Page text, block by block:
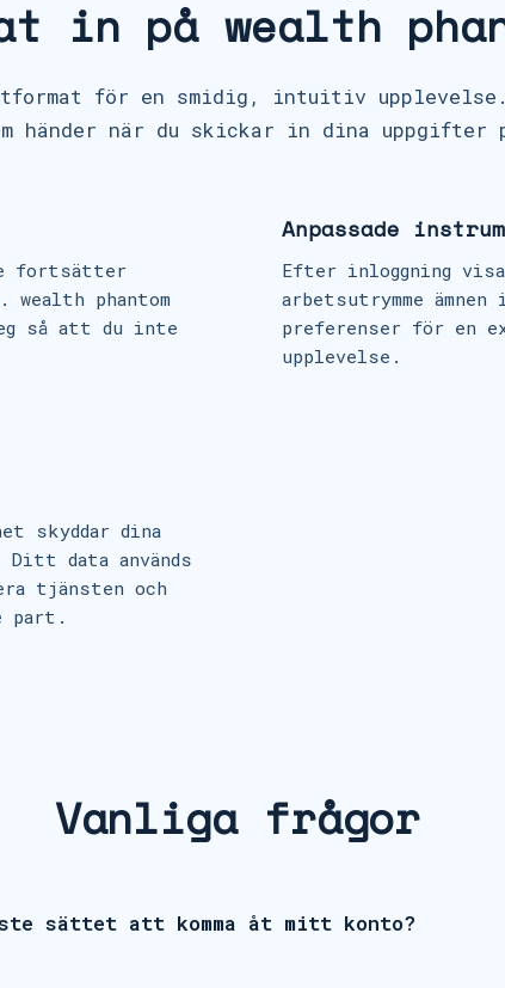
in på wealth
för en smidig, intuitiv upplevelse.
händer när du skickar in dina uppgifter
fortsätter
wealth phantom
så att du inte
Anpassade
Efter inloggning
arbetsutrymme
preferenser för en
upplevelse.
skyddar dina
data används
tjänsten och
part.
Vanliga frågor
sättet att komma åt mitt konto?